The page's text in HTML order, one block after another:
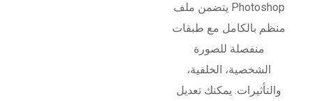
يتضمن ملف Photoshop
منظم بالكامل مع طبقات
منفصلة للصورة
الشخصية، الخلفية،
والتأثيرات. يمكنك تعديل